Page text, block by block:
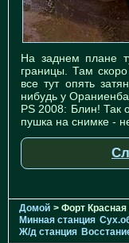
На заднем плане
границы. Там
все тут опять
нибудь у
PS 2008: Блин! Так
пушка на снимке -
Домой > Форт Красная
Минная станция
Ж/д станция